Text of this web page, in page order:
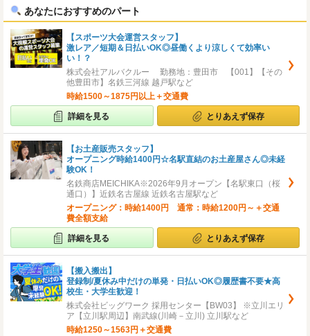
あなたにおすすめのパート
【スポーツ大会運営スタッフ】
激レア／短期＆日払いOK◎昼働くより涼しくて効率い
い！？
株式会社アルバクルー 勤務地：豊田市 【001】【その
他豊田市】名鉄三河線 越戸駅など
時給1500～1875円以上＋交通費
詳細を見る とりあえず保存
【お土産販売スタッフ】
オープニング時給1400円☆名駅直結のお土産屋さん◎未経
験OK！
名鉄商店MEICHIKA※2026年9月オープン【名駅東口（桜
通口）】近鉄名古屋線 近鉄名古屋駅など
オープニング：時給1400円 通常：時給1200円～＋交通
費全額支給
詳細を見る とりあえず保存
【搬入搬出】
登録制/夏休み中だけの単発・日払いOK◎履歴書不要★高
校生・大学生歓迎！
株式会社ビッグワーク 採用センター【BW03】 ※立川エリ
ア【立川駅周辺】南武線(川崎－立川) 立川駅など
時給1250～1563円＋交通費